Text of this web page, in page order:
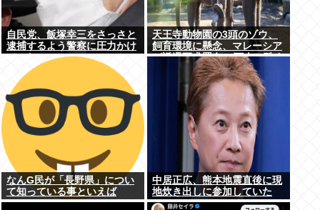
自民党、飯塚幸三をさっさと
逮捕するよう警察に圧力かけ
ていたwww
天王寺動物園の3頭のゾウ、
飼育環境に懸念、マレーシア
が返還要求署名17万人。酷す
ぎる日本の動物園
なんG民が「長野県」につい
て知っている事といえば
www
中居正広、熊本地震直後に現
地炊き出しに参加していた